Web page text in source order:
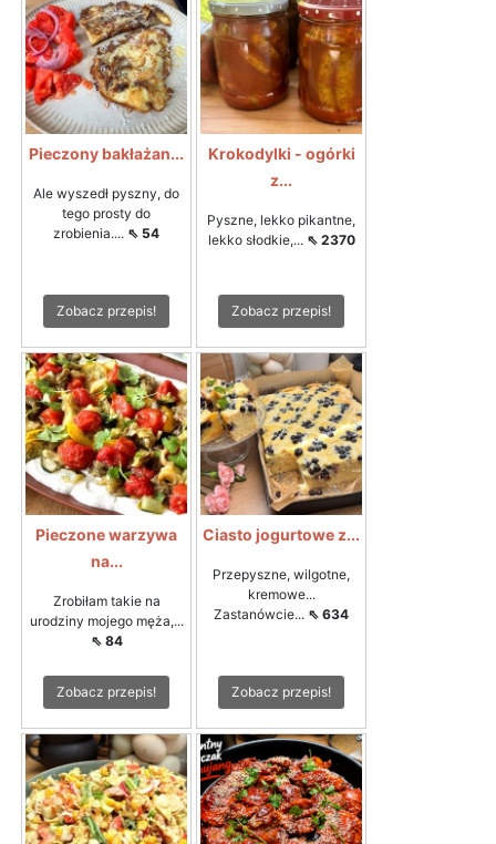
Pieczony bakłażan...
Ale wyszedł pyszny, do
tego prosty do
zrobienia.... ⇖ 54
Zobacz przepis!
Krokodylki - ogórki
z...
Pyszne, lekko pikantne,
lekko słodkie,... ⇖ 2370
Zobacz przepis!
Pieczone warzywa
na...
Zrobiłam takie na
urodziny mojego męża,...
⇖ 84
Zobacz przepis!
Ciasto jogurtowe z...
Przepyszne, wilgotne,
kremowe...
Zastanówcie... ⇖ 634
Zobacz przepis!